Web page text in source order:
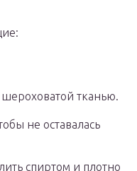
тканью.
не оставалась
спиртом и плотно